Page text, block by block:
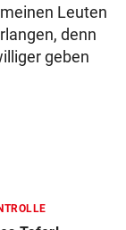
Leuten
denn
geben